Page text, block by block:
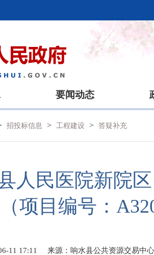
要闻动态
招投标信息 > 工程建设 > 答疑补充
人民医院新院
（项目编号：
11 17:11 来源： 响水县公共资源交易中心